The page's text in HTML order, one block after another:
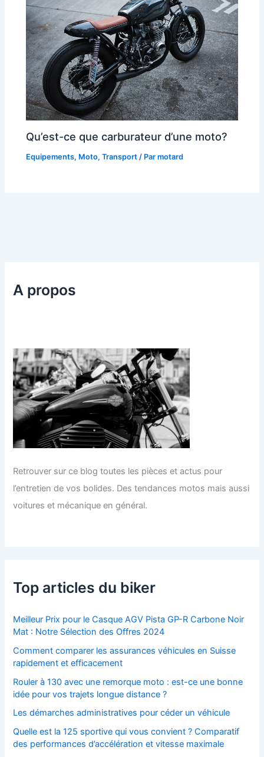
Qu’est-ce que carburateur d’une moto?
Equipements, Moto,Transport / Parmotard
A propos
Retrouver sur ce blog toutes les pièces et actus pour
l’entretien de vos bolides. Des tendances motos mais aussi
voitures et mécanique en général.
Top articles du biker
Meilleur Prix pour le Casque AGV Pista GP-R Carbone Noir
Mat : Notre Sélection des Offres 2024
Comment comparer les assurances véhicules en Suisse
rapidement et efficacement
Rouler à 130 avec une remorque moto : est-ce une bonne
idée pour vos trajets longue distance ?
Les démarches administratives pour céder un véhicule
Quelle est la 125 sportive qui vous convient ? Comparatif
des performances d’accélération et vitesse maximale